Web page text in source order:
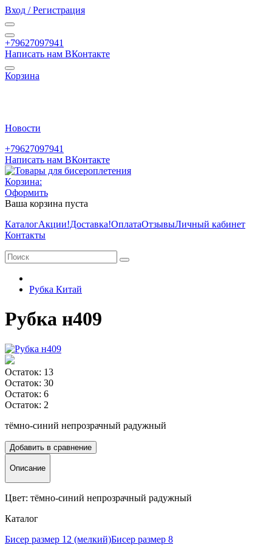
Вход / Регистрация
+79627097941
Написать нам ВКонтакте
Корзина
Новости
+79627097941
Написать нам ВКонтакте
Корзина:
Оформить
Ваша корзина пуста
КаталогАкции!Доставка!ОплатаОтзывыЛичный кабинет
Контакты
Рубка Китай
Рубка н409
Остаток: 13
Остаток: 30
Остаток: 6
Остаток: 2
тёмно-синий непрозрачный радужный
Добавить в сравнение
Описание
Цвет: тёмно-синий непрозрачный радужный
Каталог
Бисер размер 12 (мелкий)Бисер размер 8